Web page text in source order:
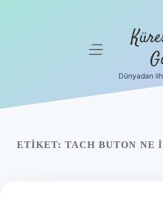
menüyü
Dünyadan
ETIKET: TACH BUTON NE